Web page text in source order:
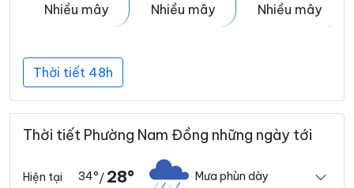
Nhiều mây
Nhiều mây
Nhiều mây
Thời tiết 48h
Thời tiết Phường Nam Đồng những ngày tới
Hiện tại 34°/ 28° Mưa phùn dày